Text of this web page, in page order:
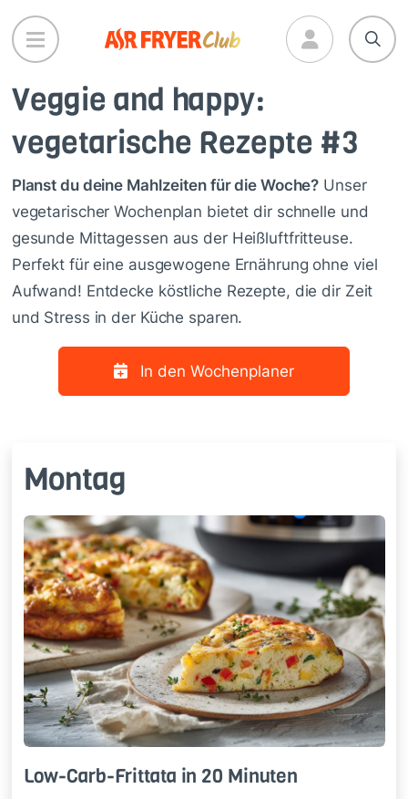
Direkt
zum
Inhalt
Veggie and happy:
vegetarische Rezepte #3
Planst du deine Mahlzeiten für die Woche? Unser
vegetarischer Wochenplan bietet dir schnelle und
gesunde Mittagessen aus der Heißluftfritteuse.
Perfekt für eine ausgewogene Ernährung ohne viel
Aufwand! Entdecke köstliche Rezepte, die dir Zeit
und Stress in der Küche sparen.
In den Wochenplaner
Montag
Low-Carb-Frit­ta­ta in 20 Mi­nu­ten